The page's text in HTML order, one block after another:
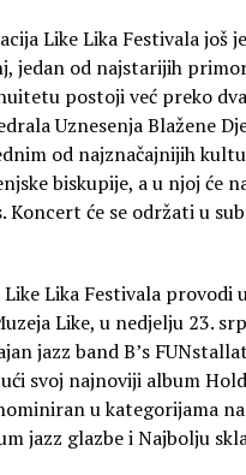
Like Lika Festivala još
jedan od najstarijih
postoji već preko
Uznesenja Blažene
od najznačajnijih
biskupije, a u njoj će
Koncert će se održati u
Lika Festivala provodi
Like, u nedjelju 23.
jazz band B’s
svoj najnoviji album
u kategorijama
jazz glazbe i Najbolju